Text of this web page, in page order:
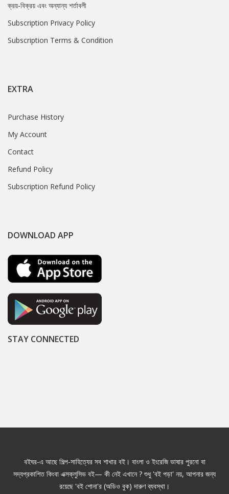
ক্রয়-বিক্রয় এবং অন্যান্য শর্তাবলী
Subscription Privacy Policy
Subscription Terms & Condition
EXTRA
Purchase History
My Account
Contact
Refund Policy
Subscription Refund Policy
DOWNLOAD APP
STAY CONNECTED
বইঘর-এ আছে শিল্প-সাহিত্যের সব শাখার বই। বাংলা ও ইংরেজি ভাষার পুরনো বা
সদ্যপ্রকাশিত কিংবা এক্সক্লুসিভ বই— কী নেই এখানে ? শুধু 'বই পড়া' নয়, আপনার জন্য
রয়েছে 'বই শোনা'র (অডিও বুক) দারুণ ব্যবস্থা।